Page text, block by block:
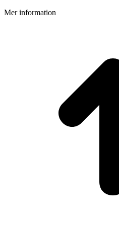
Mer information